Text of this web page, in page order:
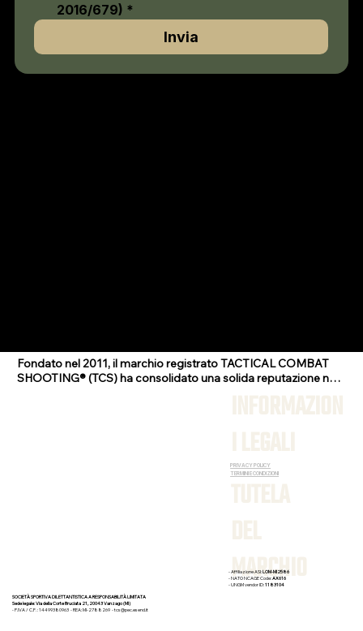
2016/679) *
Invia
Fondato nel 2011, il marchio registrato TACTICAL COMBAT
SHOOTING® (TCS) ha consolidato una solida reputazione nel
SOCIETÀ SPORTIVA DILETTANTISTICA A RESPONSABILITÀ LIMITATA
Sede legale: Via della Corte Bruciata 21, 20043 Vanzago (MI)
- P.IVA / C.F. : 14499380963 - REA: MI-2788269 -tcs@pec.esend.it
PRIVACY POLICY
TERMINI E CONDIZIONI
MARCHIO
- Affiliazione ASI:LOM-MI2586
- NATO NCAGE Code:AX616
- UNGM vendor ID:1183104